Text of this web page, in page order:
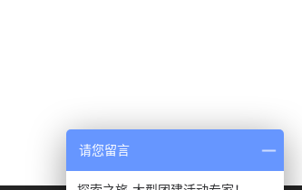
请您留言